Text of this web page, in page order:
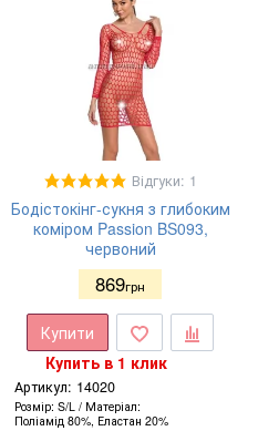
Відгуки: 1
Бодістокінг-сукня з глибоким
коміром Passion BS093,
червоний
869грн
Купити
Купить в 1 клик
Артикул: 14020
Розмір S/L
Матеріал
Поліамід 80%, Еластан 20%